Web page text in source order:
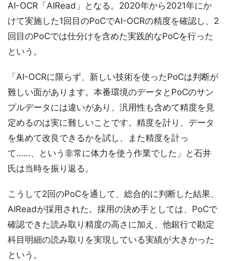
AI-OCR「AIRead」となる。2020年から2021年にか
けて実施した1回目のPoCでAI-OCRの精度を確認し、2
回目のPoCでは仕分けを含めた実践的なPoCを行った
という。
「AI-OCRに限らず、新しい技術を使ったPoCは判断が
難しい面があります。本番環境のデータとPoCのサン
プルデータには違いがあり、汎用性も含めて精度を見
定めるのは実に難しいことです。精度を計り、データ
を集めて改良できるかを試し、また精度を計っ
て……、という非常に体力を使う作業でした」と石井
氏は当時を振り返る。
こうして2回のPoCを通して、総合的に判断した結果、
AIReadが採用された。採用の決め手としては、PoCで
確認できた読み取り精度の高さに加え、他銀行で勘定
科目明細の読み取りを実現している実績が大きかった
という。